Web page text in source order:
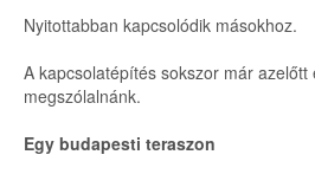
Nyitottabban kapcsolódik másokhoz.
A kapcsolatépítés sokszor már azelőtt
megszólalnánk.
Egy budapesti teraszon